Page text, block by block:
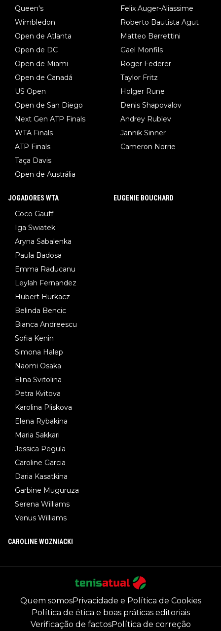
Queen's
Wimbledon
Open de Atlanta
Open de DC
Open de Miami
Open de Canadá
US Open
Open de San Diego
Next Gen ATP Finals
WTA Finals
ATP Finals
Taça Davis
Open de Austrália
Felix Auger-Aliassime
Roberto Bautista Agut
Matteo Berrettini
Gael Monfils
Roger Federer
Taylor Fritz
Holger Rune
Denis Shapovalov
Andrey Rublev
Jannik Sinner
Cameron Norrie
JOGADORES WTA
Coco Gauff
Iga Swiatek
Aryna Sabalenka
Paula Badosa
Emma Raducanu
Leylah Fernandez
Hubert Hurkacz
Belinda Bencic
Bianca Andreescu
Sofia Kenin
Simona Halep
Naomi Osaka
Elina Svitolina
Petra Kvitova
Karolina Pliskova
Elena Rybakina
Maria Sakkari
Jessica Pegula
Caroline Garcia
Daria Kasatkina
Garbine Muguruza
Serena Williams
Venus Williams
EUGENIE BOUCHARD
CAROLINE WOZNIACKI
Quem somosPrivacidade e Política de Cookies
Política de ética e boas práticas editoriais
Verificação de factosPolítica de correção